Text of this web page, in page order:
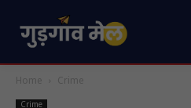
Home Crime
Crime